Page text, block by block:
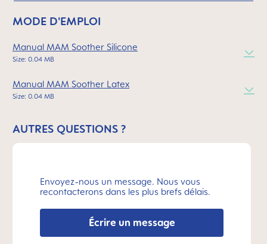
MODE D'EMPLOI
Manual MAM Soother Silicone
Size: 0.04 MB
Manual MAM Soother Latex
Size: 0.04 MB
AUTRES QUESTIONS ?
Envoyez-nous un message. Nous vous
recontacterons dans les plus brefs délais.
Écrire un message